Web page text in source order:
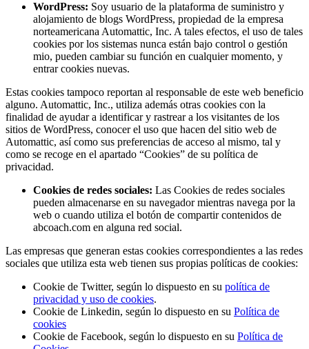
WordPress: Soy usuario de la plataforma de suministro y
alojamiento de blogs WordPress, propiedad de la empresa
norteamericana Automattic, Inc. A tales efectos, el uso de tales
cookies por los sistemas nunca están bajo control o gestión
mio, pueden cambiar su función en cualquier momento, y
entrar cookies nuevas.
Estas cookies tampoco reportan al responsable de este web beneficio
alguno. Automattic, Inc., utiliza además otras cookies con la
finalidad de ayudar a identificar y rastrear a los visitantes de los
sitios de WordPress, conocer el uso que hacen del sitio web de
Automattic, así como sus preferencias de acceso al mismo, tal y
como se recoge en el apartado “Cookies” de su política de
privacidad.
Cookies de redes sociales: Las Cookies de redes sociales
pueden almacenarse en su navegador mientras navega por la
web o cuando utiliza el botón de compartir contenidos de
abcoach.com en alguna red social.
Las empresas que generan estas cookies correspondientes a las redes
sociales que utiliza esta web tienen sus propias políticas de cookies:
Cookie de Twitter, según lo dispuesto en su política de
privacidad y uso de cookies.
Cookie de Linkedin, según lo dispuesto en su Política de
cookies
Cookie de Facebook, según lo dispuesto en su Política de